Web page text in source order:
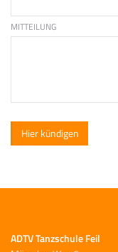
MITTEILUNG
Hier kündigen
ADTV Tanzschule Feil